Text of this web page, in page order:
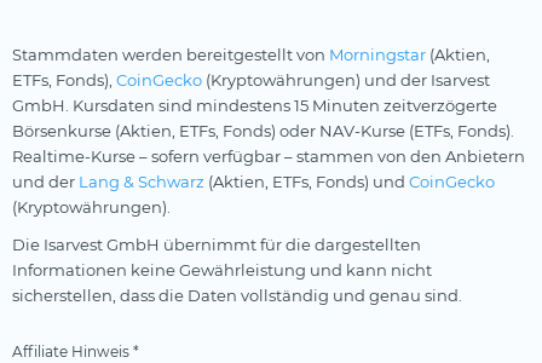
Stammdaten werden bereitgestellt von Morningstar (Aktien,
ETFs, Fonds), CoinGecko (Kryptowährungen) und der Isarvest
GmbH. Kursdaten sind mindestens 15 Minuten zeitverzögerte
Börsenkurse (Aktien, ETFs, Fonds) oder NAV-Kurse (ETFs, Fonds).
Realtime-Kurse – sofern verfügbar – stammen von den Anbietern
und der Lang & Schwarz (Aktien, ETFs, Fonds) und CoinGecko
(Kryptowährungen).
Die Isarvest GmbH übernimmt für die dargestellten
Informationen keine Gewährleistung und kann nicht
sicherstellen, dass die Daten vollständig und genau sind.
Affiliate Hinweis *